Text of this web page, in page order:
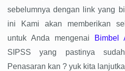
sebelumnya dengan link yang
ini Kami akan memberikan
untuk Anda mengenai Bimbel
SIPSS yang pastinya
Penasaran kan ? yuk kita